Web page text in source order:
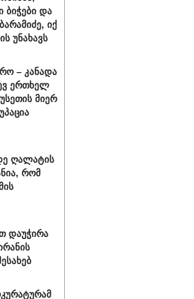
ბიჭები და
იქ
უნახავს
– კანადა
ერთხელ
მიერ
ღალატის
რომ
დაუჭირა